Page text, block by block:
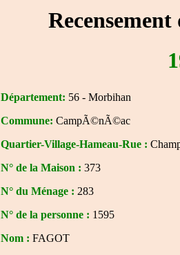
Département: 56 - Morbihan
Commune: CampÃ©nÃ©ac
Quartier-Village-Hameau-Rue :
N° de la Maison : 373
N° du Ménage : 283
N° de la personne : 1595
Nom : FAGOT